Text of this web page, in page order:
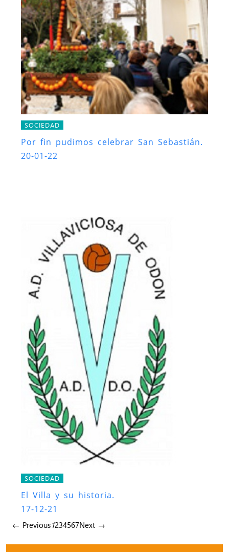
SOCIEDAD
Por fin pudimos celebrar San Sebastián.
20-01-22
SOCIEDAD
El Villa y su historia.
17-12-21
← Previous1234567Next →